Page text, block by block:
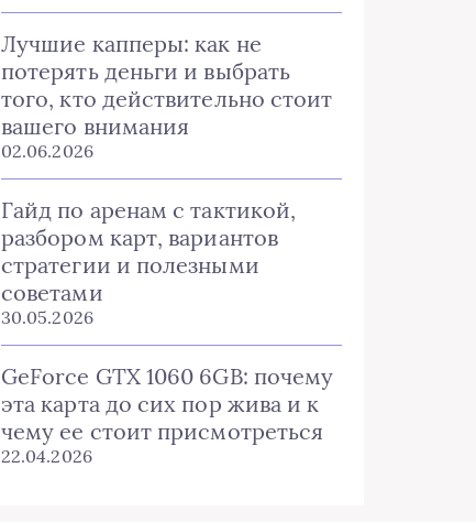
Лучшие капперы: как не
потерять деньги и выбрать
того, кто действительно стоит
вашего внимания
02.06.2026
Гайд по аренам с тактикой,
разбором карт, вариантов
стратегии и полезными
советами
30.05.2026
GeForce GTX 1060 6GB: почему
эта карта до сих пор жива и к
чему ее стоит присмотреться
22.04.2026